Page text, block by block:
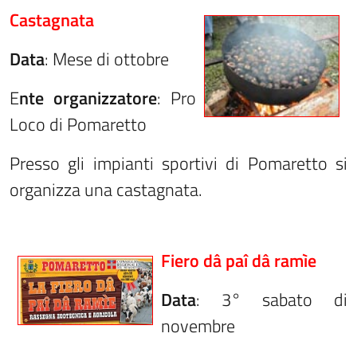
Castagnata
Data: Mese di ottobre
Ente organizzatore: Pro
Loco di Pomaretto
Presso gli impianti sportivi di Pomaretto si
organizza una castagnata.
Fiero dâ paî dâ ramìe
Data: 3° sabato di
novembre